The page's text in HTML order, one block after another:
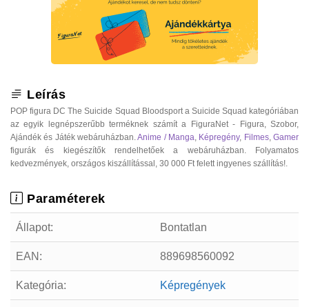
Leírás
POP figura DC The Suicide Squad Bloodsport a Suicide Squad kategóriában
az egyik legnépszerűbb terméknek számít a FiguraNet - Figura, Szobor,
Ajándék és Játék webáruházban.Anime / Manga Képregény, Filmes,Gamer
figurák és kiegészítők rendelhetőek a webáruházban. Folyamatos
kedvezmények, országos kiszállítással, 30 000 Ft felett ingyenes szállítás!.
Paraméterek
Állapot: Bontatlan
EAN: 889698560092
Kategória: Képregények